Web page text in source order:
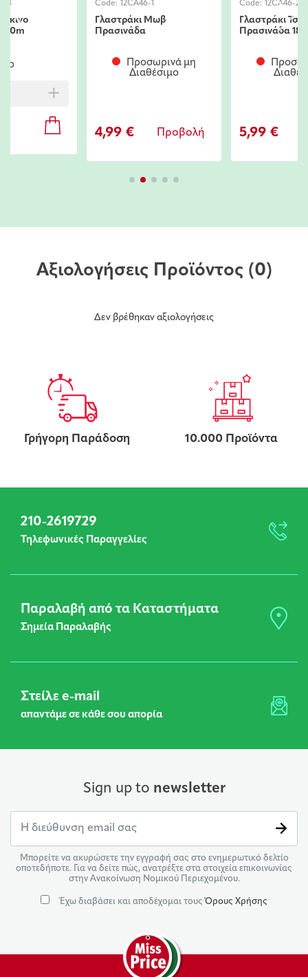
8
+
Code: 12CA46-1
Γλαστράκι Μωβ
Πρασινάδα
Προσωρινά μη
Διαθέσιμο
4,99 € Προβολή
Code: 12CA46-2
Γλαστράκι
Πρασινάδα
5,99 €
Αξιολογήσεις Προϊόντος (0)
Δεν βρέθηκαν αξιολογήσεις
Γρήγορη Παράδοση 10.000 Προϊόντα
210-2619729
Τηλεφωνικές Παραγγελίες
Παραλαβή από τα Καταστήματα
Σημεία Παραλαβής
Στείλε e-mail
απαντάμε σε κάθε σου απορία
Sign up to newsletter
Μπορείτε να ακυρώσετε την εγγραφή σας στο ενημερωτικό δελτίο
οποτεδήποτε. Για να δείτε πώς, ανατρέξτε στα στοιχεία επικοινωνίας
στην Ανακοίνωση Νομικού Περιεχομένου.
Έχω διαβάσει και αποδέχομαι τουςΌρους Χρήσης